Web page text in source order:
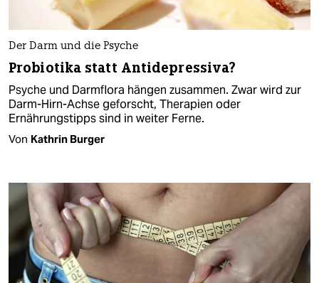
Der Darm und die Psyche
Probiotika statt Antidepressiva?
Psyche und Darmflora hängen zusammen. Zwar wird zur
Darm-Hirn-Achse geforscht, Therapien oder
Ernährungstipps sind in weiter Ferne.
Von Kathrin Burger